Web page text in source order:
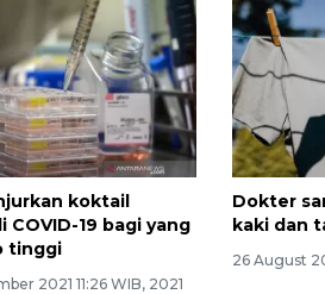
koktail
COVID-19 bagi yang
tinggi
2021 11:26 WIB, 2021
Dokter
kaki dan
26 August